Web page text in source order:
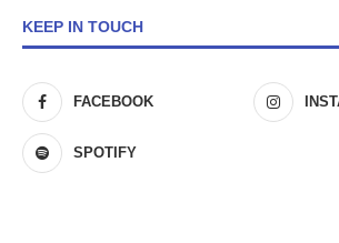
KEEP IN TOUCH
FACEBOOK
SPOTIFY